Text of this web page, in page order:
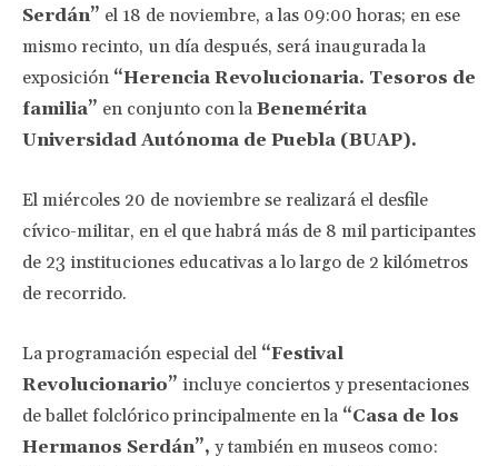
Serdán” el 18 de noviembre, a las 09:00 horas; en ese
mismo recinto, un día después, será inaugurada la
exposición “Herencia Revolucionaria. Tesoros de
familia” en conjunto con la Benemérita
Universidad Autónoma de Puebla (BUAP).
El miércoles 20 de noviembre se realizará el desfile
cívico-militar, en el que habrá más de 8 mil participantes
de 23 instituciones educativas a lo largo de 2 kilómetros
de recorrido.
La programación especial del “Festival
Revolucionario” incluye conciertos y presentaciones
de ballet folclórico principalmente en la “Casa de los
Hermanos Serdán”, y también en museos como: